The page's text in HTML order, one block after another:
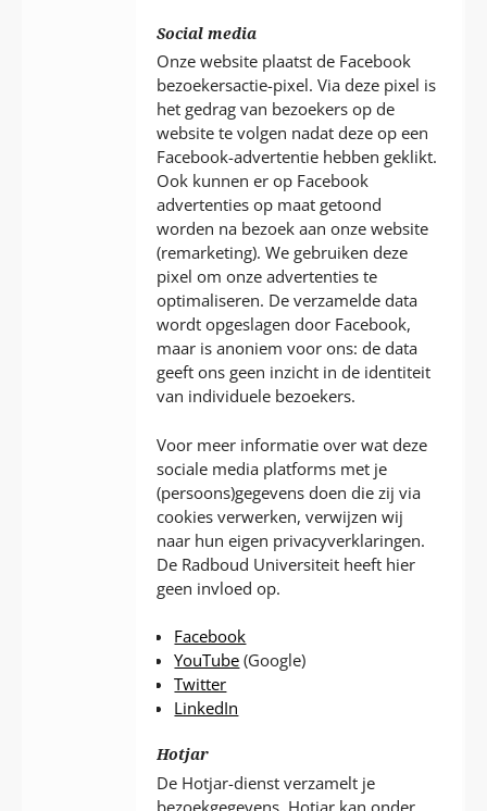
Social media
Onze website plaatst de Facebook
bezoekersactie-pixel. Via deze pixel is
het gedrag van bezoekers op de
website te volgen nadat deze op een
Facebook-advertentie hebben geklikt.
Ook kunnen er op Facebook
advertenties op maat getoond
worden na bezoek aan onze website
(remarketing). We gebruiken deze
pixel om onze advertenties te
optimaliseren. De verzamelde data
wordt opgeslagen door Facebook,
maar is anoniem voor ons: de data
geeft ons geen inzicht in de identiteit
van individuele bezoekers.
Voor meer informatie over wat deze
sociale media platforms met je
(persoons)gegevens doen die zij via
cookies verwerken, verwijzen wij
naar hun eigen privacyverklaringen.
De Radboud Universiteit heeft hier
geen invloed op.
Facebook
YouTube (Google)
Twitter
LinkedIn
Hotjar
De Hotjar-dienst verzamelt je
bezoekgegevens. Hotjar kan onder